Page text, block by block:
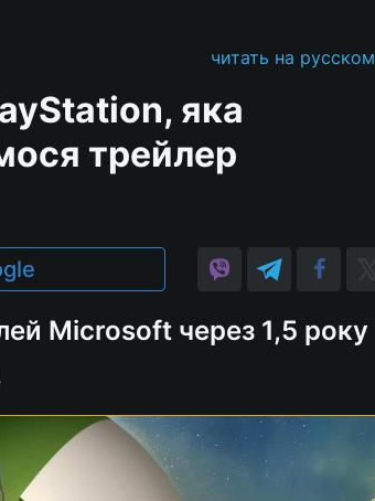
читать на русском
яка
трейлер
Microsoft через 1,5 року